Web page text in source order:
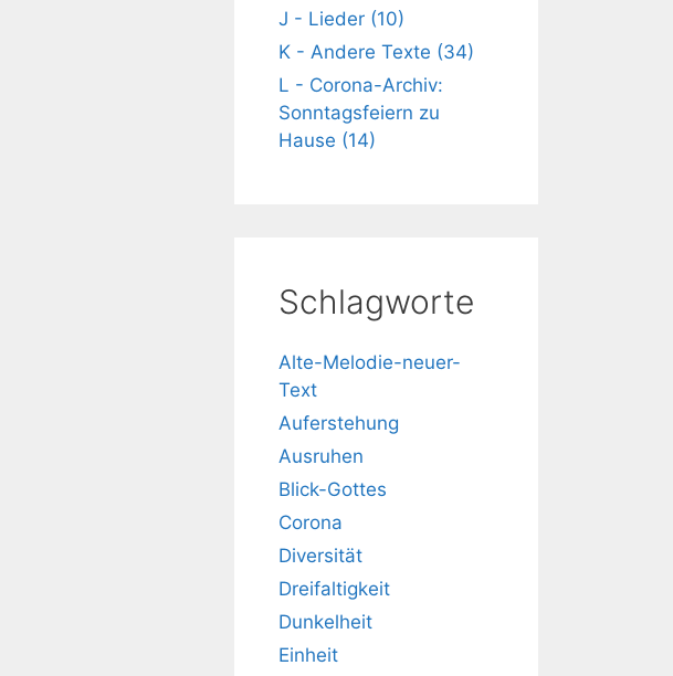
J - Lieder (10)
K - Andere Texte (34)
L - Corona-Archiv:
Sonntagsfeiern zu
Hause (14)
Schlagworte
Alte-Melodie-neuer-
Text
Auferstehung
Ausruhen
Blick-Gottes
Corona
Diversität
Dreifaltigkeit
Dunkelheit
Einheit